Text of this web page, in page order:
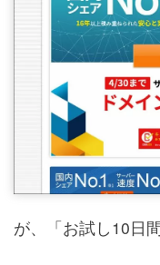
が、「お試し10日